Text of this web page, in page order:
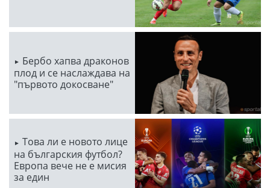
Бербо хапва драконов
плод и се наслаждава на
"първото докосване"
Това ли е новото лице
на българския футбол?
Европа вече не е мисия
за един